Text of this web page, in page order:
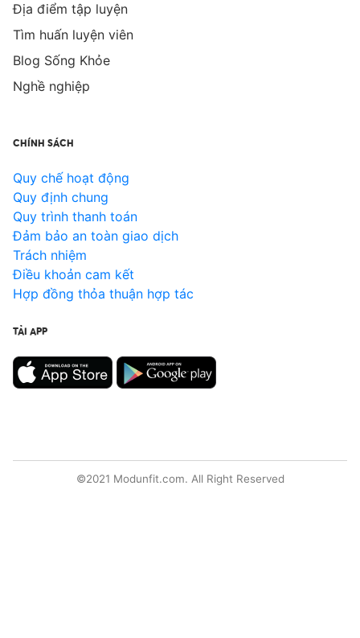
Địa điểm tập luyện
Tìm huấn luyện viên
Blog Sống Khỏe
Nghề nghiệp
CHÍNH SÁCH
Quy chế hoạt động
Quy định chung
Quy trình thanh toán
Đảm bảo an toàn giao dịch
Trách nhiệm
Điều khoản cam kết
Hợp đồng thỏa thuận hợp tác
TẢI APP
©2021 Modunfit.com. All Right Reserved